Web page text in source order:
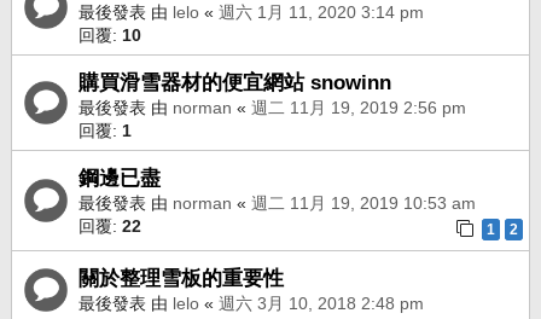
最後發表 由 lelo « 週六 1月 11, 2020 3:14 pm
回覆: 10
購買滑雪器材的便宜網站 snowinn
最後發表 由 norman « 週二 11月 19, 2019 2:56 pm
回覆: 1
鋼邊已盡
最後發表 由 norman « 週二 11月 19, 2019 10:53 am
回覆: 22 1 2
關於整理雪板的重要性
最後發表 由 lelo « 週六 3月 10, 2018 2:48 pm